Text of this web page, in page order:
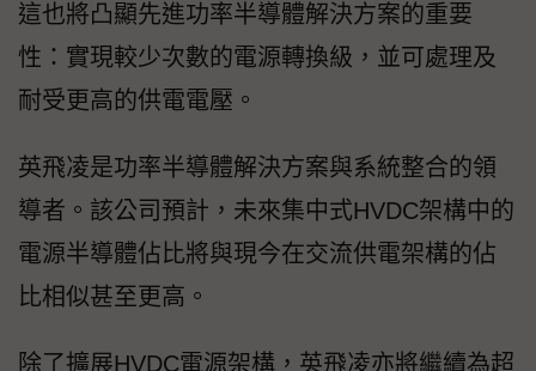
這也將凸顯先進功率半導體解決方案的重要
性：實現較少次數的電源轉換級，並可處理及
耐受更高的供電電壓。
英飛凌是功率半導體解決方案與系統整合的領
導者。該公司預計，未來集中式HVDC架構中的
電源半導體佔比將與現今在交流供電架構的佔
比相似甚至更高。
除了擴展HVDC電源架構，英飛凌亦將繼續為超